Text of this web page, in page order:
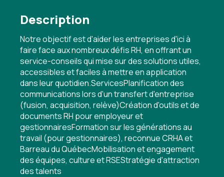
Description
Notre objectif est d'aider les entreprises d'ici à
faire face aux nombreux défis RH, en offrant un
service-conseils qui mise sur des solutions utiles,
accessibles et faciles à mettre en application
dans leur quotidien.ServicesPlanification des
communications lors d'un transfert d'entreprise
(fusion, acquisition, relève)Création d'outils et de
documents RH pour employeur et
gestionnairesFormation sur les générations au
travail (pour gestionnaires), reconnue CRHA et
Barreau du QuébecMobilisation et engagement
des équipes, culture et RSEStratégie d'attraction
des talents